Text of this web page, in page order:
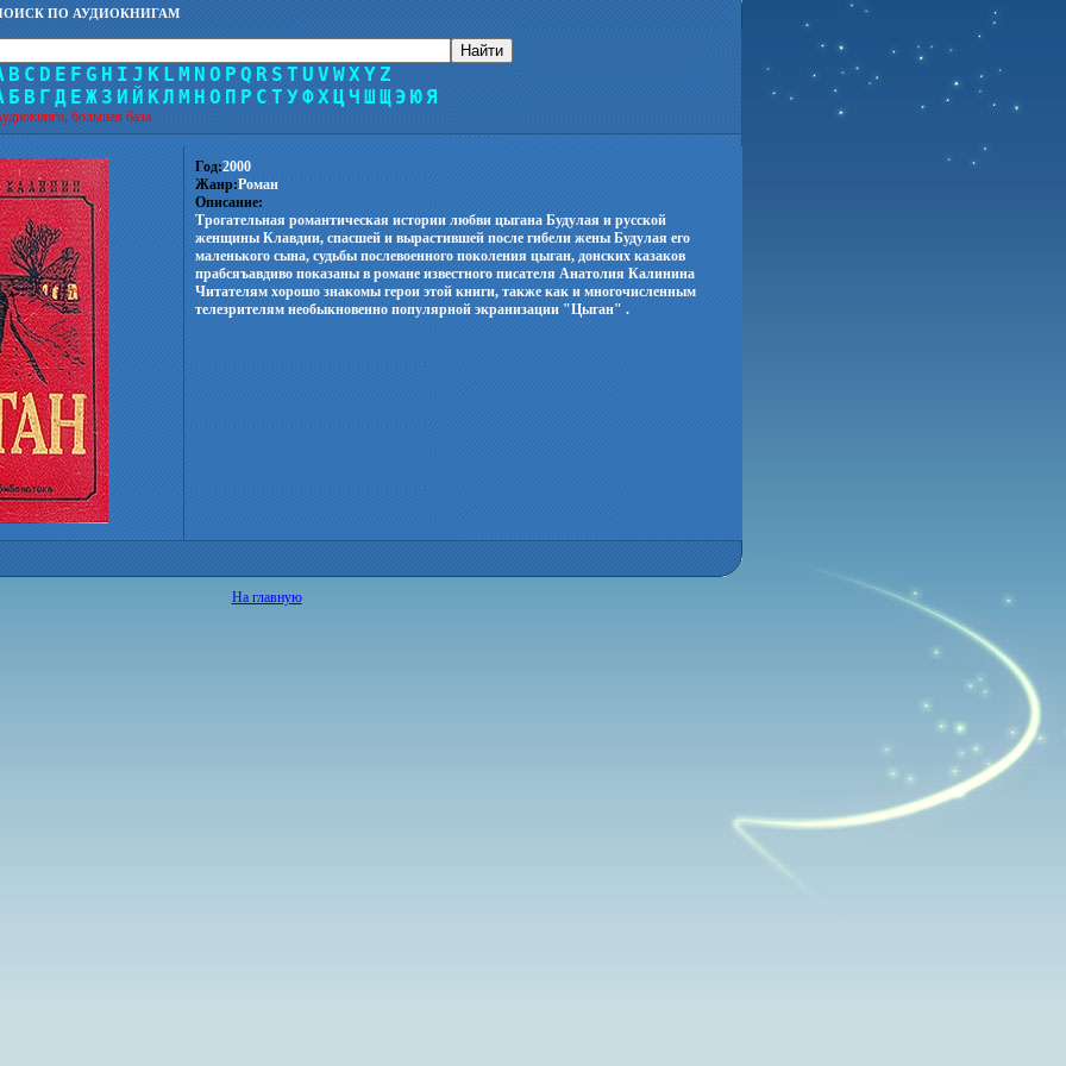
ПО АУДИОКНИГАМ
B C D E F G H I J K L M N O P Q R S T U V WXYZ
Б В Г Д Е Ж З И Й КЛ М Н О П Р С Т УФХ ЦЧ Ш Щ Э ЮЯ
большая база.
Год:2000
Жанр:Роман
Описание:
Трогательная романтическая истории любви цыгана Будулая и русской
женщины Клавдии, спасшей и вырастившей после гибели жены Будулая его
маленького сына, судьбы послевоенного поколения цыган, донских казаков
прабсяъавдиво показаны в романе известного писателя Анатолия Калинина
Читателям хорошо знакомы герои этой книги, также как и многочисленным
телезрителям необыкновенно популярной экранизации "Цыган" .
На главную